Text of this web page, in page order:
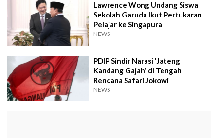
Lawrence Wong Undang Siswa
Sekolah Garuda Ikut Pertukaran
Pelajar ke Singapura
NEWS
PDIP Sindir Narasi 'Jateng
Kandang Gajah' di Tengah
Rencana Safari Jokowi
NEWS